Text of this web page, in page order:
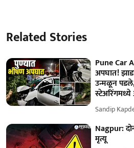
Related Stories
Pune Car
अपघात!
उन्मळून
Sandip
Nagpur:
मृत्यू